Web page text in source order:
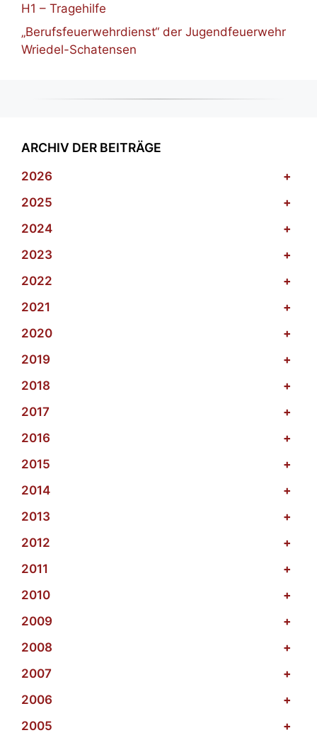
H1 – Tragehilfe
„Berufsfeuerwehrdienst“ der Jugendfeuerwehr
Wriedel-Schatensen
ARCHIV DER BEITRÄGE
2026
+
2025
+
2024
+
2023
+
2022
+
2021
+
2020
+
2019
+
2018
+
2017
+
2016
+
2015
+
2014
+
2013
+
2012
+
2011
+
2010
+
2009
+
2008
+
2007
+
2006
+
2005
+